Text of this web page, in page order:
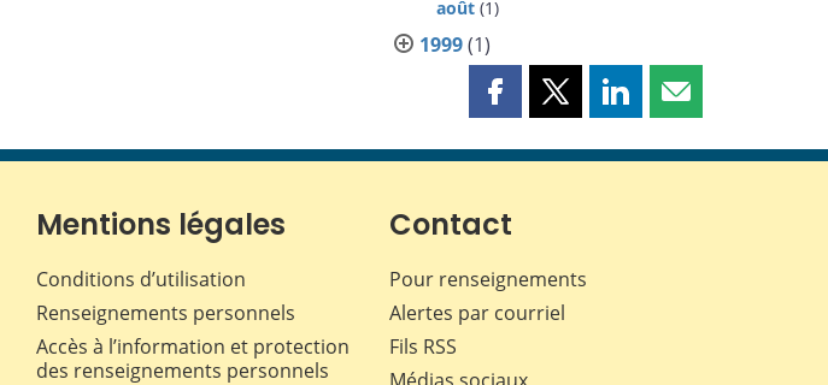
août (1)
1999(1)
Partager
page
Facebook
Partager
page
Partager
page
Partager
page
Mentions légales
Conditions d’utilisation
Renseignements personnels
Accès à l’information et protection
des renseignements personnels
Contact
Pour renseignements
Alertes par courriel
Fils RSS